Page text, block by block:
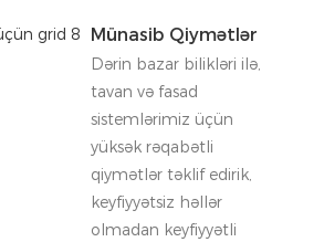
Münasib Qiymətlər
Dərin bazar bilikləri ilə,
tavan və fasad
sistemlərimiz üçün
yüksək rəqabətli
qiymətlər təklif edirik,
keyfiyyətsiz həllər
olmadan keyfiyyətli